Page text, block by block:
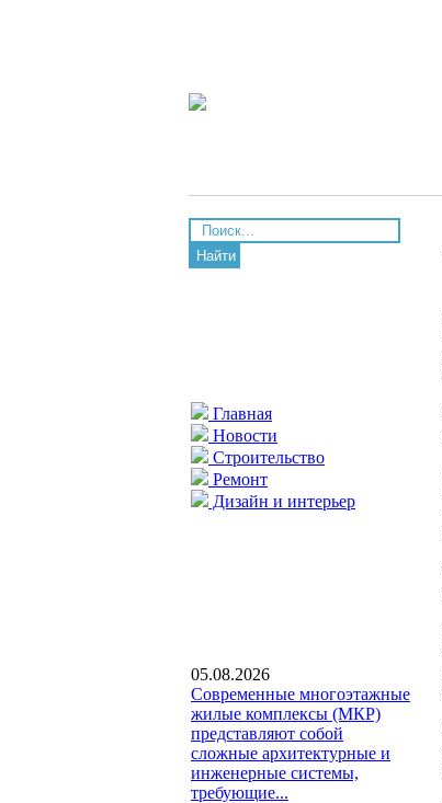
Найти
Главная
Новости
Строительство
Ремонт
Дизайн и интерьер
05.08.2026
Современные многоэтажные
жилые комплексы (МКР)
представляют собой
сложные архитектурные и
инженерные системы,
требующие...